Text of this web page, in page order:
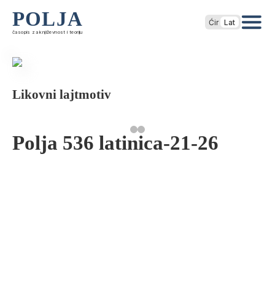
POLJA
časopis za književnost i teoriju
Ćir Lat
Likovni lajtmotiv
Polja 536 latinica-21-26